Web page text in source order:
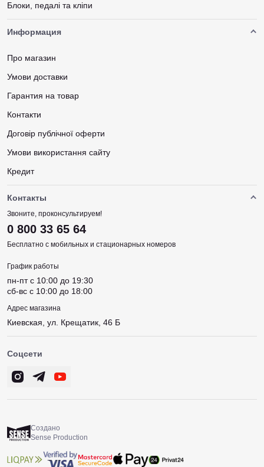
Блоки, педалі та кліпи
Информация
Про магазин
Умови доставки
Гарантия на товар
Контакти
Договір публічної оферти
Умови використання сайту
Кредит
Контакты
Звоните, проконсультируем!
0 800 33 65 64
Бесплатно с мобильных и стационарных номеров
График работы
пн-пт c 10:00 до 19:30
сб-вс c 10:00 до 18:00
Адрес магазина
Киевская, ул. Крещатик, 46 Б
Соцсети
Создано
Sense Production